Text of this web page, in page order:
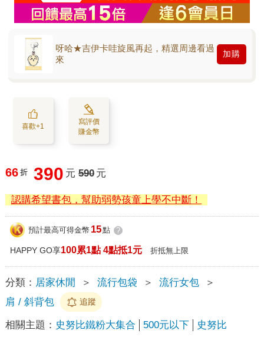
呀哈★吉伊卡哇旋風再起，精選周邊看過
來
加購
喜歡+1
寫評價
賺金幣
66 折 390 元 590 元
認購希望書包，幫助弱勢孩童上學不中斷！
預計最高可得金幣 15點 ?
HAPPY GO享100累1點 4點抵1元 折抵無上限
分類： 居家休閒 ＞ 流行包袋 ＞ 流行女包
＞
肩 / 斜背包
追蹤
相關主題： 史努比鐵粉大集合 500元以下 史努比